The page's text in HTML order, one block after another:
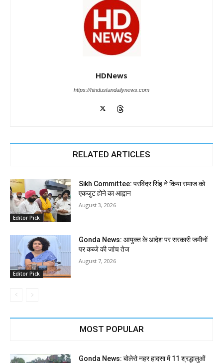
HDNews
https://hindustandailynews.com
RELATED ARTICLES
Editor Pick
Sikh Committee: परविंदर सिंह ने किया समाज को
एकजुट होने का आह्वान
August 3, 2026
Editor Pick
Gonda News: आयुक्त के आदेश पर सरकारी जमीनों
पर कब्जे की जांच तेज
August 7, 2026
MOST POPULAR
Gonda News: बोलेरो नहर हादसा में 11 श्रद्धालुओं